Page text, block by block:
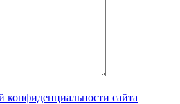
конфиденциальности сайта